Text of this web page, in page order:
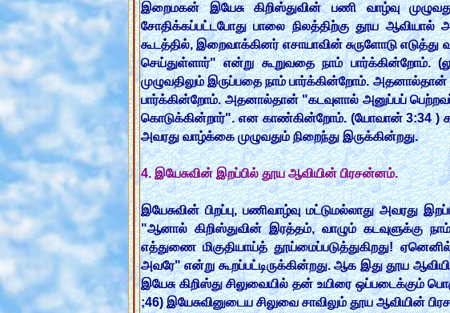
இறைமகன் இயேசு கிறிஸ்துவின் பணி வாழ்வு
சோதிக்கப்பட்டபோது பாலை நிலத்திற்கு தூய
கூடத்தில், இறைவாக்கினர் எசாயாவின் சுருளோடு
செய்துள்ளார்" என்று கூறுவதை நாம் பார்க்கின்றோம்.
முழுவதிலும் இருப்பதை நாம் பார்க்கின்றோம்.
பார்க்கின்றோம். அதனால்தான் "கடவுளால் அனுப்பப்
கொடுக்கின்றார்". என காண்கின்றோம். (யோவான் 3:34 )
அவரது வாழ்க்கை முழுவதும் நிறைந்து இருக்கின்றது.
4. இயேசுவின் இறப்பில் தூய ஆவியின் பிரசன்னம்.
இயேசுவின் பிறப்பு, பணிவாழ்வு மட்டுமல்லாது அவரது
"ஆனால் கிறிஸ்துவின் இரத்தம், வாழும் கடவுளுக்கு
எத்துணை மிகுதியாய்த் தூய்மைப்படுத்துகிறது!
அவரே" என்று கூறப்பட்டிருக்கின்றது. ஆக இது தூய
இயேசு கிறிஸ்து சிலுவையில் தன் உயிரை ஒப்படைக்கும்
;46) இயேசுவினுடைய சிலுவை சாவிலும் தூய ஆவியின்